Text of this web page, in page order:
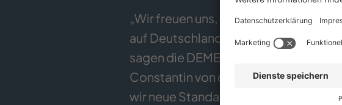
„Wir freuen uns, dass sich die harte
auf Deutschland
sagen die DEMECAN Gründer und
Constantin von der Groeben. „Als
wir neue Standards setzen. Made in